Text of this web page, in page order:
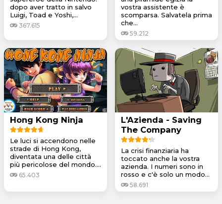
dopo aver tratto in salvo
Luigi, Toad e Yoshi,...
367.615
vostra assistente è
scomparsa. Salvatela prima
che...
59.212
Hong Kong Ninja
Le luci si accendono nelle
strade di Hong Kong,
diventata una delle città
più pericolose del mondo....
65.403
L'Azienda - Saving
The Company
La crisi finanziaria ha
toccato anche la vostra
azienda. I numeri sono in
rosso e c'è solo un modo...
58.691